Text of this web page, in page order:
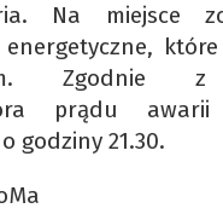
Na miejsce
energetyczne,
Zgodnie z
prądu
godziny 21.30.